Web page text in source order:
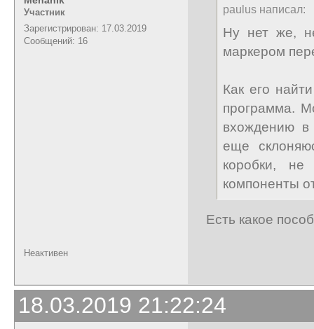
Участник
Зарегистрирован: 17.03.2019
Сообщений: 16
paulus написал:
Ну нет же,
маркером
Как его
программа.
вхождению в
еще
коробки,
компоненты
Есть какое
Неактивен
18.03.2019 21:22:24